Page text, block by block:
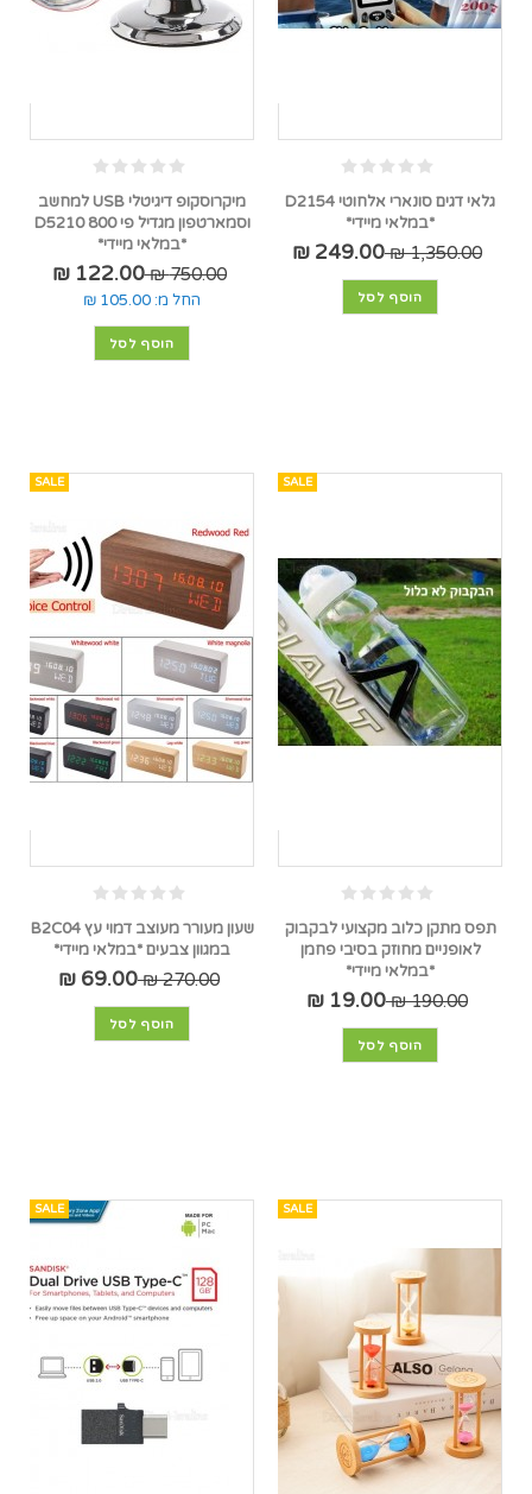
גלאי דגים סונארי אלחוטי D2154
*במלאי מיידי*
1,350.00 ₪
249.00 ₪
הוסף לסל
מיקרוסקופ דיגיטלי USB למחשב
וסמארטפון מגדיל פי 800 D5210
*במלאי מיידי*
750.00 ₪
122.00 ₪
החל מ: 105.00 ₪
הוסף לסל
SALE
תפס מתקן כלוב מקצועי לבקבוק
לאופניים מחוזק בסיבי פחמן
*במלאי מיידי*
190.00 ₪
19.00 ₪
הוסף לסל
SALE
שעון מעורר מעוצב דמוי עץ B2C04
במגוון צבעים *במלאי מיידי*
270.00 ₪
69.00 ₪
הוסף לסל
SALE
SALE